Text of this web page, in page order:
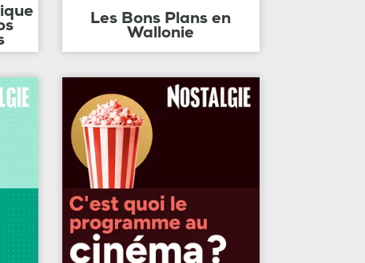
Les Bons Plans en
Wallonie